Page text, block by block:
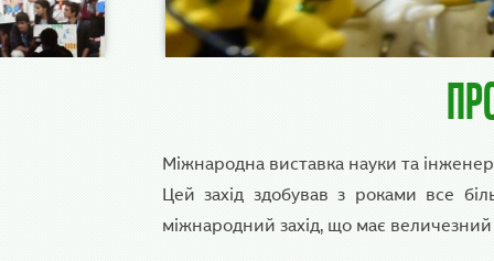
Міжнародна виставка науки та
Цей захід здобував з роками все
міжнародний захід, що має величезний